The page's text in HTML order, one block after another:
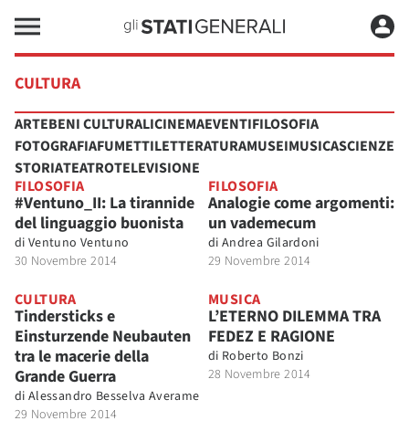
CULTURA
ARTEBENI CULTURALICINEMAEVENTIFILOSOFIA
FOTOGRAFIAFUMETTILETTERATURAMUSEIMUSICASCIENZE
STORIATEATROTELEVISIONE
FILOSOFIA
#Ventuno_II: La tirannide
del linguaggio buonista
di Ventuno Ventuno
30 Novembre 2014
FILOSOFIA
Analogie come argomenti:
un vademecum
di Andrea Gilardoni
29 Novembre 2014
CULTURA
Tindersticks e
Einsturzende Neubauten
tra le macerie della
Grande Guerra
di Alessandro Besselva Averame
29 Novembre 2014
MUSICA
L’ETERNO DILEMMA TRA
FEDEZ E RAGIONE
di Roberto Bonzi
28 Novembre 2014